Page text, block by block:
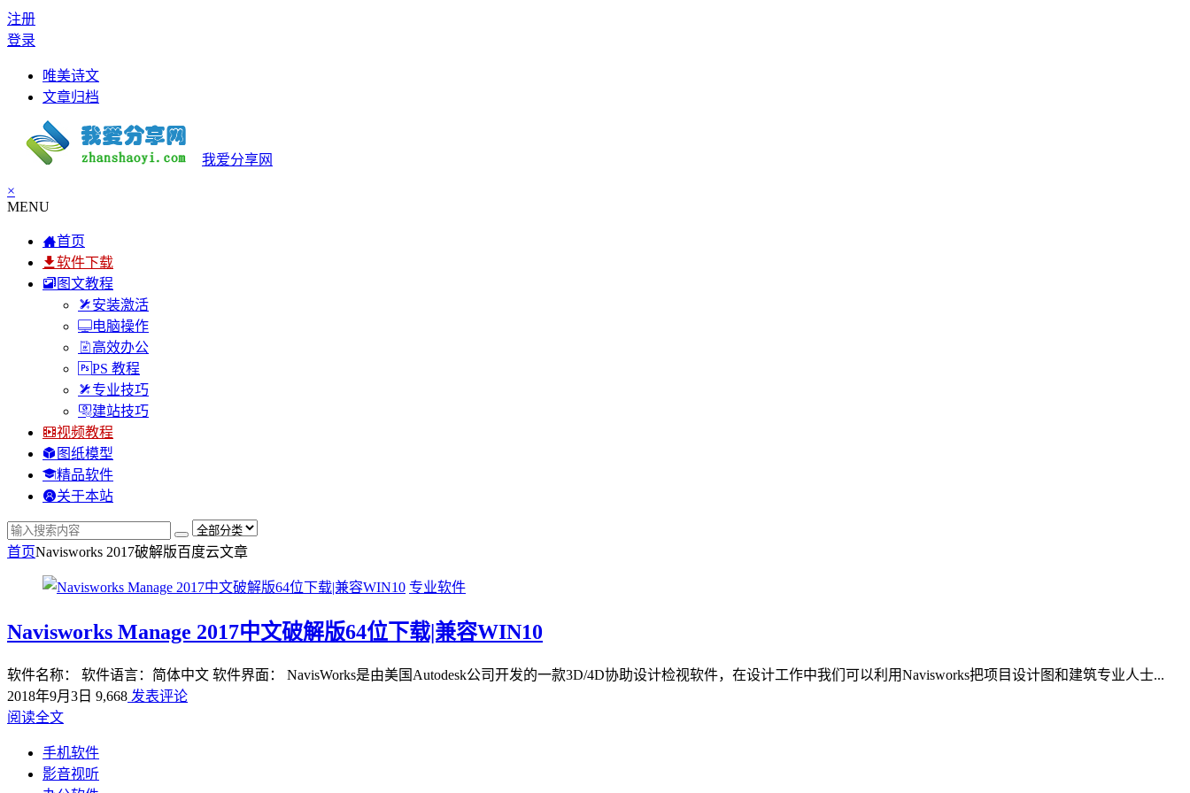
注册
登录
唯美诗文
文章归档
我爱分享网
×
MENU
首页
软件下载
图文教程
安装激活
电脑操作
高效办公
PS 教程
专业技巧
建站技巧
视频教程
图纸模型
精品软件
关于本站
首页Navisworks 2017破解版百度云文章
专业软件
Navisworks Manage 2017中文破解版64位下载|兼容WIN10
软件名称： 软件语言：简体中文 软件界面： NavisWorks是由美国Autodesk公司开发的一款3D/4D协助设计检视软件，在设计工作中我们可以利用Navisworks把项目设计图和建筑专业人士...
2018年9月3日 9,668 发表评论
阅读全文
手机软件
影音视听